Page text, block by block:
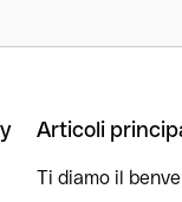
Articoli
Ti diamo il